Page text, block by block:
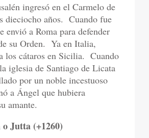
ingresó en el Carmelo de
dieciocho años. Cuando fue
envió a Roma para defender
su Orden. Ya en Italia,
los cátaros en Sicilia. Cuando
iglesia de Santiago de Licata
por un noble incestuoso
a Ángel que hubiera
amante.
Jutta (+1260)